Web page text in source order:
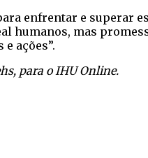
enfrentar e superar
humanos, mas
ações”.
para o IHU Online.